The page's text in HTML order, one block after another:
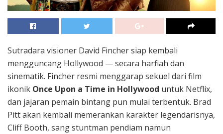
Sutradara visioner David Fincher siap kembali
mengguncang Hollywood — secara harfiah dan
sinematik. Fincher resmi menggarap sekuel dari film
ikonik Once Upon a Time in Hollywood untuk Netflix,
dan jajaran pemain bintang pun mulai terbentuk. Brad
Pitt akan kembali memerankan karakter legendarisnya,
Cliff Booth, sang stuntman pendiam namun